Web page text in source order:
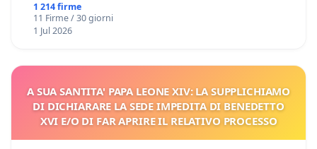
1 214 firme
11 Firme / 30 giorni
1 Jul 2026
A SUA SANTITA' PAPA LEONE XIV: LA SUPPLICHIAMO
DI DICHIARARE LA SEDE IMPEDITA DI BENEDETTO
XVI E/O DI FAR APRIRE IL RELATIVO PROCESSO